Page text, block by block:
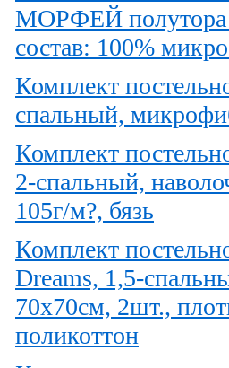
МОРФЕЙ полутора
состав: 100%
Комплект
спальный,
Комплект
2-спальный,
105г/м?, бязь
Комплект
Dreams, 1,5-
70х70см, 2шт.,
поликоттон